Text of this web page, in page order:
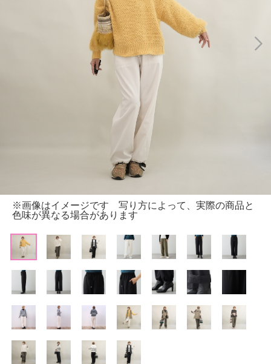
※画像はイメージです 写り方によって、実際の商品と
色味が異なる場合があります